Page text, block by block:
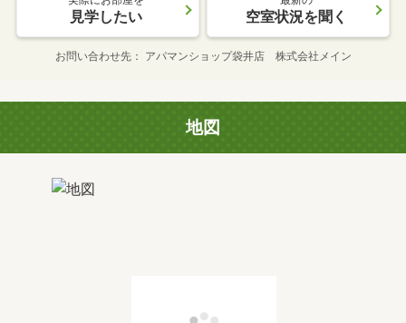
見学したい 空室状況を聞く
お問い合わせ先 アパマンショップ袋井店 株式会社メイン
地図